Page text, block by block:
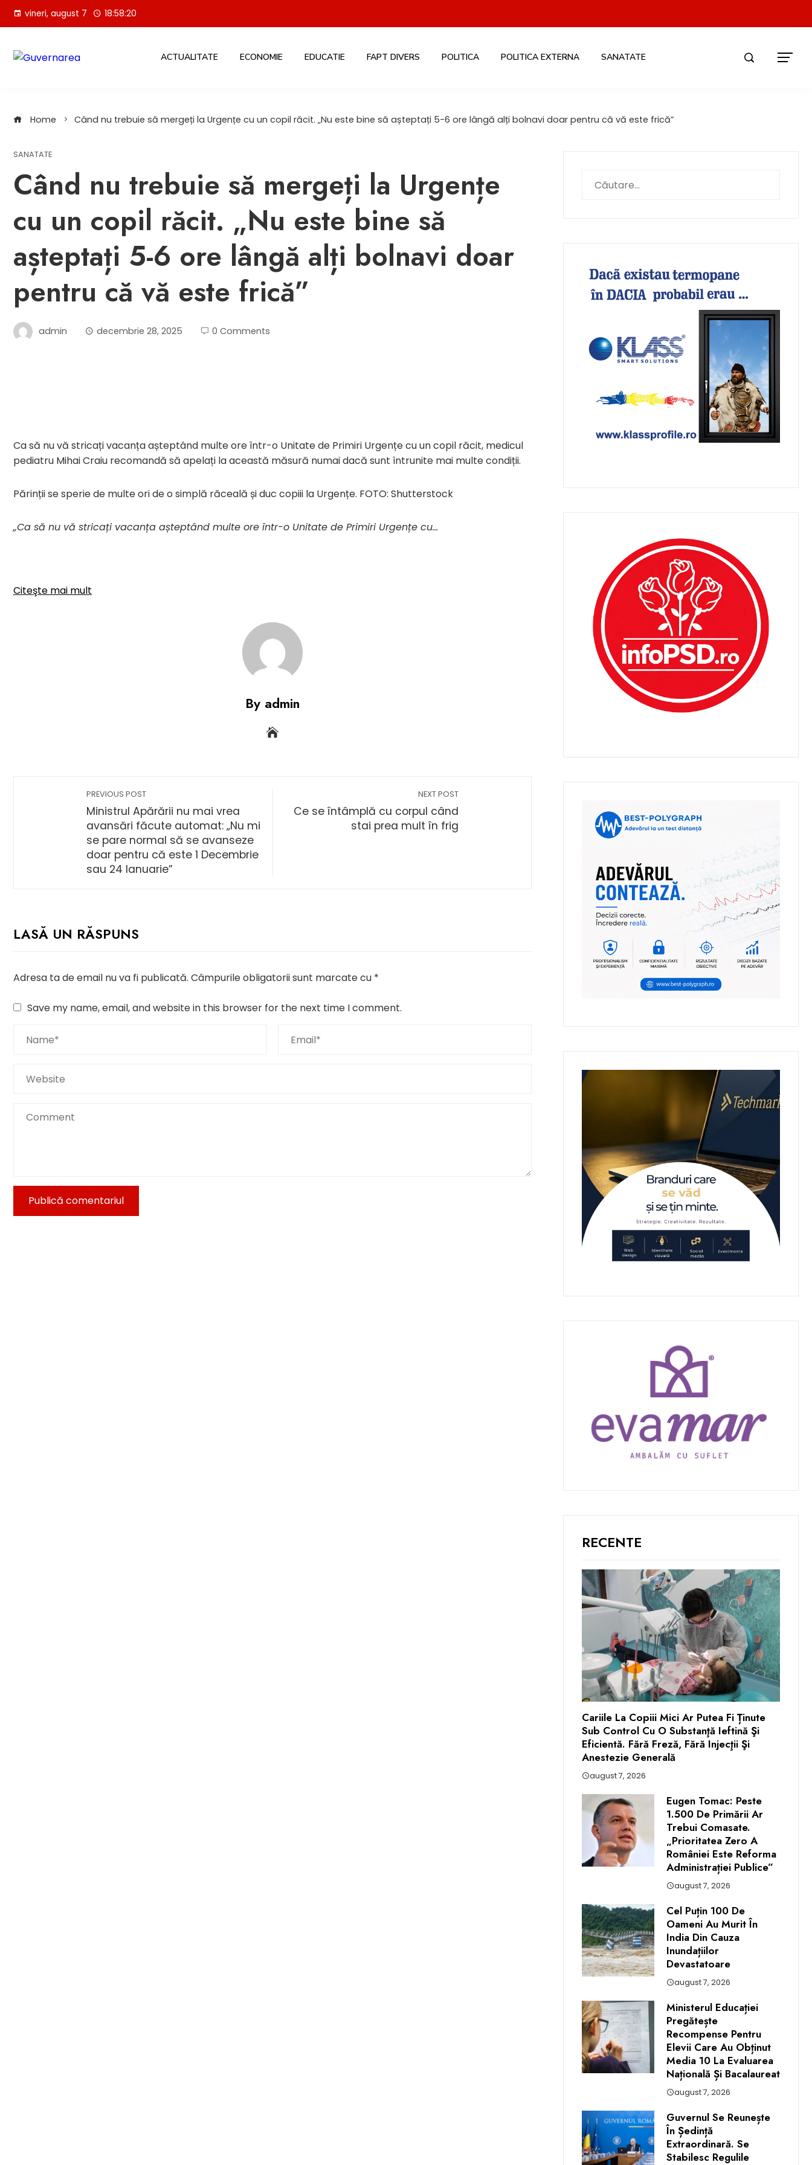
Skip vineri, august 7 18:58:21
ACTUALITATE ECONOMIE EDUCATIE FAPT DIVERS POLITICA POLITICA EXTERNA SANATATE
Home Când nu trebuie să mergeți la Urgențe cu un copil răcit. „Nu este bine să așteptați 5-6 ore lângă alți bolnavi doar pentru că vă este frică”
SANATATE
Când nu trebuie să mergeți la Urgențe
cu un copil răcit. „Nu este bine să
așteptați 5-6 ore lângă alți bolnavi doar
pentru că vă este frică”
admin decembrie 28, 2025 0 Comments
Ca să nu vă stricați vacanța așteptând multe ore într-o Unitate de Primiri Urgențe cu un copil răcit, medicul
pediatru Mihai Craiu recomandă să apelați la această măsură numai dacă sunt întrunite mai multe condiții.
Părinții se sperie de multe ori de o simplă răceală și duc copiii la Urgențe. FOTO: Shutterstock
„Ca să nu vă stricați vacanța așteptând multe ore într-o Unitate de Primiri Urgențe cu…
Citeşte mai mult
By admin
PREVIOUS POST
Ministrul Apărării nu mai vrea
avansări făcute automat: „Nu mi
se pare normal să se avanseze
doar pentru că este 1 Decembrie
sau 24 Ianuarie”
NEXT POST
Ce se întâmplă cu corpul când
stai prea mult în frig
LASĂ UN RĂSPUNS
Adresa ta de email nu va fi publicată. Câmpurile obligatorii sunt marcate cu *
Save my name, email, and website in this browser for the next time I comment.
după:
RECENTE
Cariile La Copiii Mici Ar Putea Fi Ținute
Sub Control Cu O Substanţă Ieftină Şi
Eficientă. Fără Freză, Fără Injecţii Şi
Anestezie Generală
august 7, 2026
Eugen Tomac: Peste
1.500 De Primării Ar
Trebui Comasate.
„Prioritatea Zero A
României Este Reforma
Administrației Publice”
august 7, 2026
Cel Puțin 100 De
Oameni Au Murit În
India Din Cauza
Inundațiilor
Devastatoare
august 7, 2026
Ministerul Educației
Pregătește
Recompense Pentru
Elevii Care Au Obținut
Media 10 La Evaluarea
Națională Și Bacalaureat
august 7, 2026
Guvernul Se Reunește
În Ședință
Extraordinară. Se
Stabilesc Regulile